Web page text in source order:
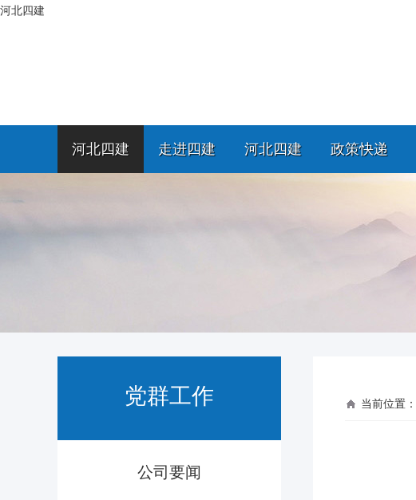
河北四建
河北四建 走进四建 河北四建 政策快递
党群工作
公司要闻
当前位置：